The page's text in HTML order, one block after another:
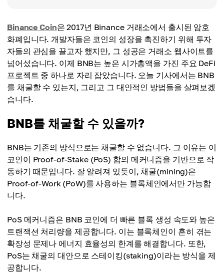
Binance Coin은 2017년 Binance 거래소에서 출시된 암호
화폐입니다. 개발자들은 코인의 성장을 촉진하기 위해 투자
자들의 관심을 끌고자 했지만, 그 성공은 거래소 웹사이트를
넘어섰습니다. 이제 BNB는 높은 시가총액을 가진 주요 DeFi
프로젝트 중 하나로 자리 잡았습니다. 오늘 기사에서는 BNB
를 채굴할 수 있는지, 그리고 그 대안적인 방법들을 살펴보겠
습니다.
BNB를 채굴할 수 있을까?
BNB는 기존의 방식으로는 채굴할 수 없습니다. 그 이유는 이
코인이 Proof-of-Stake (PoS) 합의 메커니즘을 기반으로 작
동하기 때문입니다. 잘 알려져 있듯이, 채굴(mining)은
Proof-of-Work (PoW)를 사용하는 블록체인에서만 가능합
니다.
PoS 메커니즘은 BNB 코인에 더 빠른 블록 생성 속도와 높은
트랜잭션 처리량을 제공합니다. 이는 블록체인이 흔히 겪는
확장성 문제나 에너지 효율성의 한계를 해결합니다. 또한,
PoS는 채굴의 대안으로 스테이킹(staking)이라는 방식을 제
공합니다.